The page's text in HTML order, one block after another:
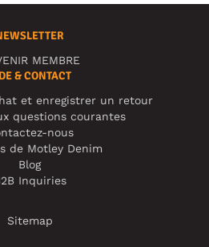
MEMBRE
& CONTACT
et enregistrer un retour
questions courantes
nous
de Motley Denim
Blog
Inquiries
Sitemap